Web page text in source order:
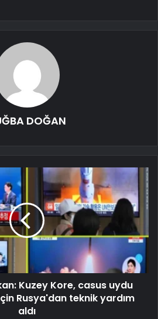
DOĞAN
Kuzey Kore, casus uydu
Rusya'dan teknik yardım
aldı